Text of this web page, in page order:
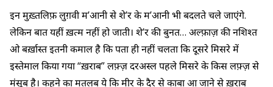
इन मुख़्तलिफ़ लुग़वी म’आनी से शे’र के म’आनी भी बदलते चले जाएंगे.
लेकिन बात यहीं ख़त्म नहीं हो जाती। शे’र की बुनत… अल्फ़ाज़ की नशिश्त
ओ बर्ख़ास्त इतनी कमाल है कि पता ही नहीं चलता कि दूसरे मिसरे में
इस्तेमाल किया गया “ख़राब” लफ़्ज़ दरअस्ल पहले मिसरे के किस लफ़्ज़ से
मंसूब है। कहने का मतलब ये कि मीर के दैर से काबा आ जाने से ख़राब